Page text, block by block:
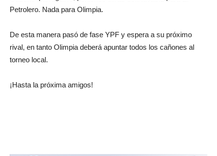
Petrolero. Nada para Olimpia.
De esta manera pasó de fase YPF y espera a su próximo
rival, en tanto Olimpia deberá apuntar todos los cañones al
torneo local.
¡Hasta la próxima amigos!